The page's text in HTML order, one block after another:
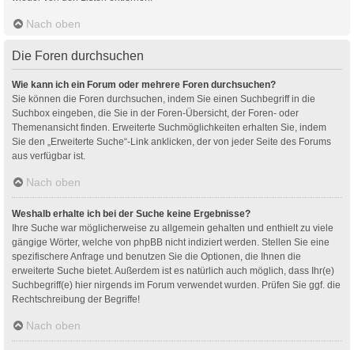
Nach oben
Die Foren durchsuchen
Wie kann ich ein Forum oder mehrere Foren durchsuchen?
Sie können die Foren durchsuchen, indem Sie einen Suchbegriff in die
Suchbox eingeben, die Sie in der Foren-Übersicht, der Foren- oder
Themenansicht finden. Erweiterte Suchmöglichkeiten erhalten Sie, indem
Sie den „Erweiterte Suche“-Link anklicken, der von jeder Seite des Forums
aus verfügbar ist.
Nach oben
Weshalb erhalte ich bei der Suche keine Ergebnisse?
Ihre Suche war möglicherweise zu allgemein gehalten und enthielt zu viele
gängige Wörter, welche von phpBB nicht indiziert werden. Stellen Sie eine
spezifischere Anfrage und benutzen Sie die Optionen, die Ihnen die
erweiterte Suche bietet. Außerdem ist es natürlich auch möglich, dass Ihr(e)
Suchbegriff(e) hier nirgends im Forum verwendet wurden. Prüfen Sie ggf. die
Rechtschreibung der Begriffe!
Nach oben